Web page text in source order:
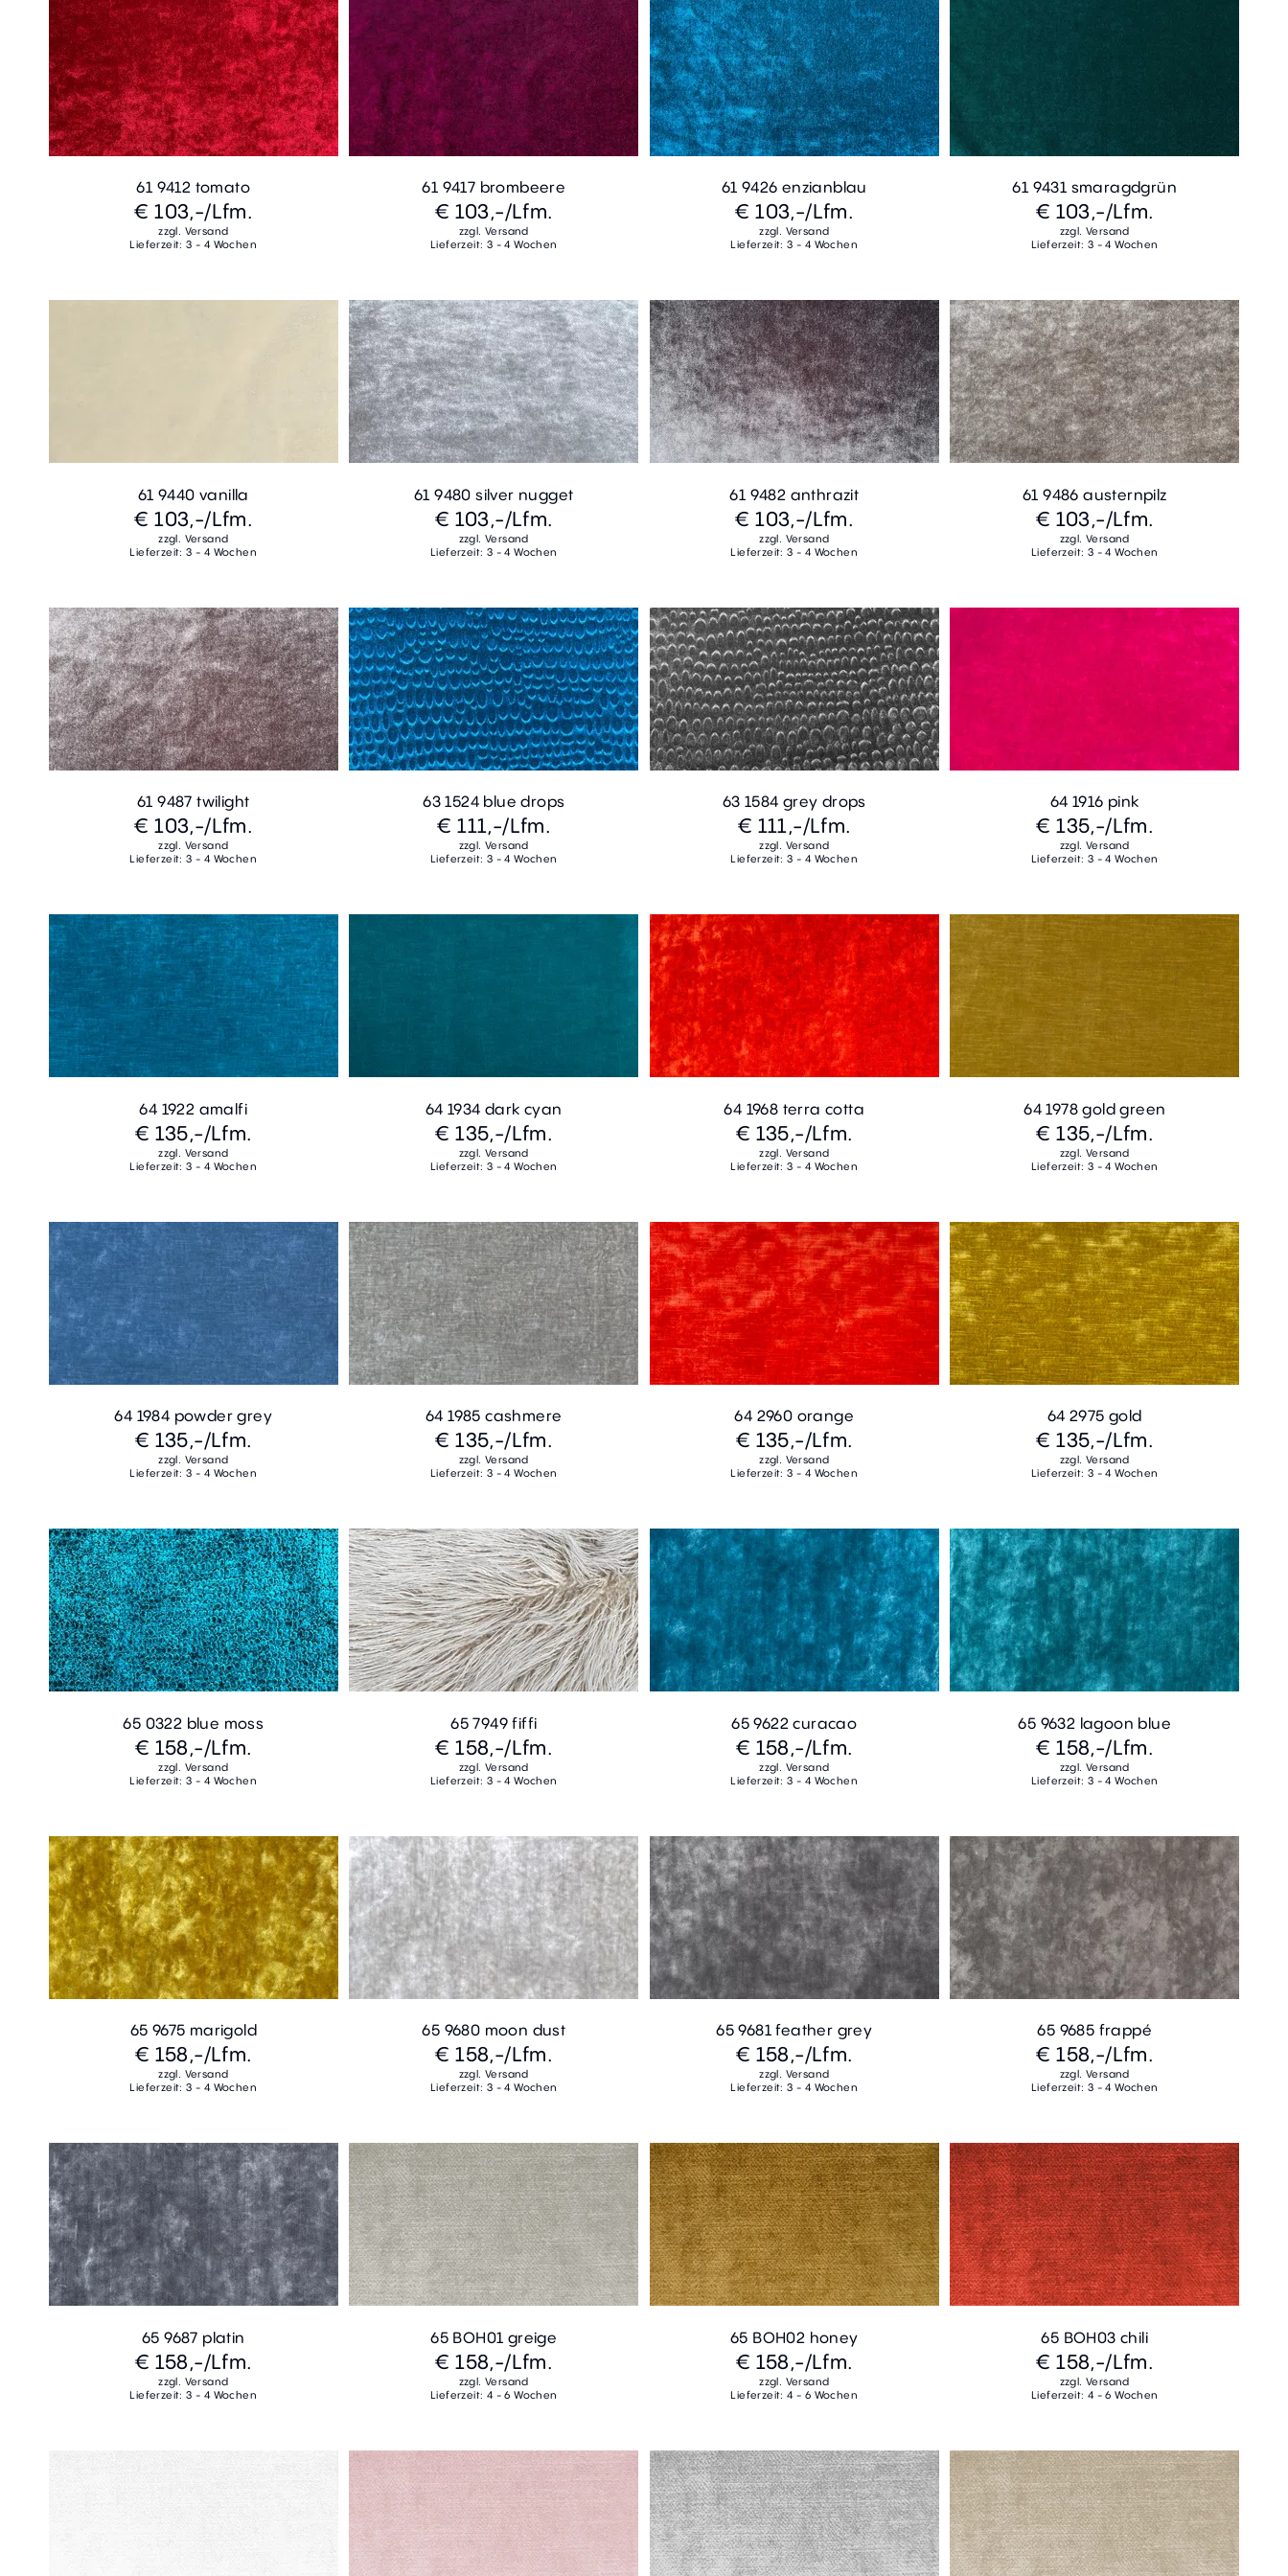
61 9412 tomato
€ 103,-/Lfm.
zzgl. Versand
Lieferzeit: 3 - 4 Wochen
61 9417 brombeere
€ 103,-/Lfm.
zzgl. Versand
Lieferzeit: 3 - 4 Wochen
61 9426 enzianblau
€ 103,-/Lfm.
zzgl. Versand
Lieferzeit: 3 - 4 Wochen
61 9431 smaragdgrün
€ 103,-/Lfm.
zzgl. Versand
Lieferzeit: 3 - 4 Wochen
61 9440 vanilla
€ 103,-/Lfm.
zzgl. Versand
Lieferzeit: 3 - 4 Wochen
61 9480 silver nugget
€ 103,-/Lfm.
zzgl. Versand
Lieferzeit: 3 - 4 Wochen
61 9482 anthrazit
€ 103,-/Lfm.
zzgl. Versand
Lieferzeit: 3 - 4 Wochen
61 9486 austernpilz
€ 103,-/Lfm.
zzgl. Versand
Lieferzeit: 3 - 4 Wochen
61 9487 twilight
€ 103,-/Lfm.
zzgl. Versand
Lieferzeit: 3 - 4 Wochen
63 1524 blue drops
€ 111,-/Lfm.
zzgl. Versand
Lieferzeit: 3 - 4 Wochen
63 1584 grey drops
€ 111,-/Lfm.
zzgl. Versand
Lieferzeit: 3 - 4 Wochen
64 1916 pink
€ 135,-/Lfm.
zzgl. Versand
Lieferzeit: 3 - 4 Wochen
64 1922 amalfi
€ 135,-/Lfm.
zzgl. Versand
Lieferzeit: 3 - 4 Wochen
64 1934 dark cyan
€ 135,-/Lfm.
zzgl. Versand
Lieferzeit: 3 - 4 Wochen
64 1968 terra cotta
€ 135,-/Lfm.
zzgl. Versand
Lieferzeit: 3 - 4 Wochen
64 1978 gold green
€ 135,-/Lfm.
zzgl. Versand
Lieferzeit: 3 - 4 Wochen
64 1984 powder grey
€ 135,-/Lfm.
zzgl. Versand
Lieferzeit: 3 - 4 Wochen
64 1985 cashmere
€ 135,-/Lfm.
zzgl. Versand
Lieferzeit: 3 - 4 Wochen
64 2960 orange
€ 135,-/Lfm.
zzgl. Versand
Lieferzeit: 3 - 4 Wochen
64 2975 gold
€ 135,-/Lfm.
zzgl. Versand
Lieferzeit: 3 - 4 Wochen
65 0322 blue moss
€ 158,-/Lfm.
zzgl. Versand
Lieferzeit: 3 - 4 Wochen
65 7949 fiffi
€ 158,-/Lfm.
zzgl. Versand
Lieferzeit: 3 - 4 Wochen
65 9622 curacao
€ 158,-/Lfm.
zzgl. Versand
Lieferzeit: 3 - 4 Wochen
65 9632 lagoon blue
€ 158,-/Lfm.
zzgl. Versand
Lieferzeit: 3 - 4 Wochen
65 9675 marigold
€ 158,-/Lfm.
zzgl. Versand
Lieferzeit: 3 - 4 Wochen
65 9680 moon dust
€ 158,-/Lfm.
zzgl. Versand
Lieferzeit: 3 - 4 Wochen
65 9681 feather grey
€ 158,-/Lfm.
zzgl. Versand
Lieferzeit: 3 - 4 Wochen
65 9685 frappé
€ 158,-/Lfm.
zzgl. Versand
Lieferzeit: 3 - 4 Wochen
65 9687 platin
€ 158,-/Lfm.
zzgl. Versand
Lieferzeit: 3 - 4 Wochen
65 BOH01 greige
€ 158,-/Lfm.
zzgl. Versand
Lieferzeit: 4 - 6 Wochen
65 BOH02 honey
€ 158,-/Lfm.
zzgl. Versand
Lieferzeit: 4 - 6 Wochen
65 BOH03 chili
€ 158,-/Lfm.
zzgl. Versand
Lieferzeit: 4 - 6 Wochen